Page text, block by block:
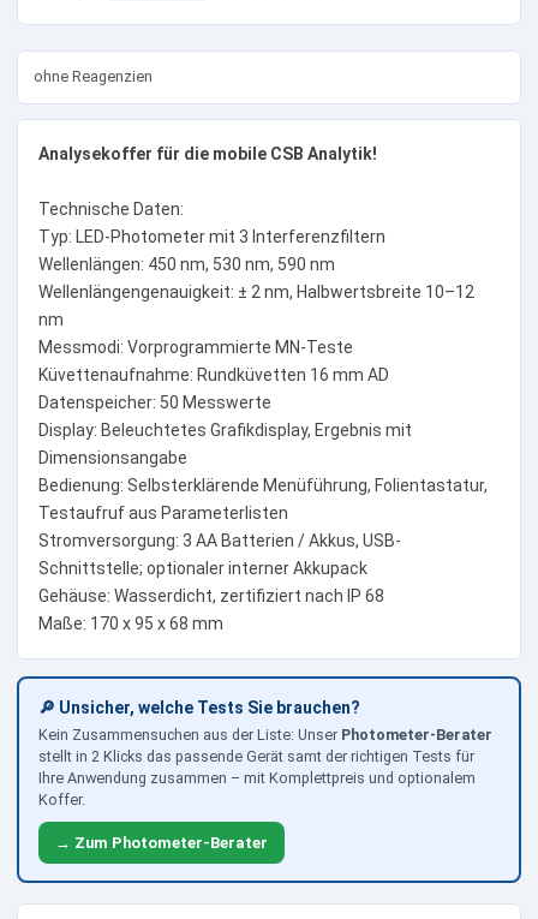
ohne Reagenzien
Analysekoffer für die mobile CSB Analytik!
Technische Daten:
Typ: LED-Photometer mit 3 Interferenzfiltern
Wellenlängen: 450 nm, 530 nm, 590 nm
Wellenlängengenauigkeit: ± 2 nm, Halbwertsbreite 10–12
nm
Messmodi: Vorprogrammierte MN-Teste
Küvettenaufnahme: Rundküvetten 16 mm AD
Datenspeicher: 50 Messwerte
Display: Beleuchtetes Grafikdisplay, Ergebnis mit
Dimensionsangabe
Bedienung: Selbsterklärende Menüführung, Folientastatur,
Testaufruf aus Parameterlisten
Stromversorgung: 3 AA Batterien / Akkus, USB-
Schnittstelle; optionaler interner Akkupack
Gehäuse: Wasserdicht, zertifiziert nach IP 68
Maße: 170 x 95 x 68 mm
🔎 Unsicher, welche Tests Sie brauchen?
Kein Zusammensuchen aus der Liste: Unser Photometer-Berater
stellt in 2 Klicks das passende Gerät samt der richtigen Tests für
Ihre Anwendung zusammen – mit Komplettpreis und optionalem
Koffer.
→ Zum Photometer-Berater